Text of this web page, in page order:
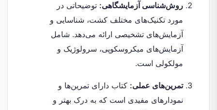
روش‌شناسی آزمایشگاهی: توضیحاتی در
مورد تکنیک‌های مختلف کشت، شناسایی و
آزمایش‌های تشخیصی ارائه می‌دهد. شامل
آزمایش‌های میکروسکوپی، سرولوژیک و
مولکولی است.
تمرین‌های عملی: کتاب دارای تمرین‌ها و
نمودارهای مفیدی است که به درک بهتر و